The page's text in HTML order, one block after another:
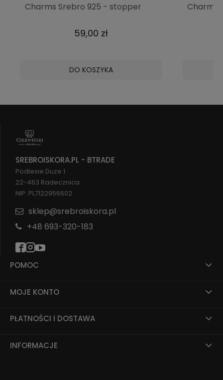
Charms Srebro 925 - stopper
59,00 zł
DO KOSZYKA
Charms
POMOC
MOJE KONTO
PŁATNOŚCI I DOSTAWA
INFORMACJE
SREBROISKORA.PL - BTRADE
Podlesie Duze 1
22-463 Radecznica
NIP: PL7122956602
sklep@srebroiskora.pl
+48 693-320-183